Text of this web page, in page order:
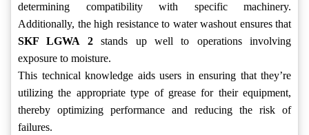
determining compatibility with specific machinery.
Additionally, the high resistance to water washout ensures that
SKF LGWA 2stands up well to operations involving
exposure to moisture.
This technical knowledge aids users in ensuring that they’re
utilizing the appropriate type of grease for their equipment,
thereby optimizing performance and reducing the risk of
failures.